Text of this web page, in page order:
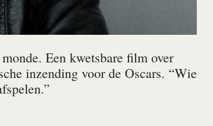
Een kwetsbare film over
inzending voor de Oscars. “Wie